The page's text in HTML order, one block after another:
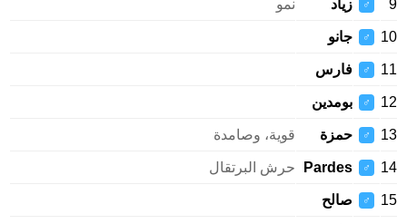
♂ زياد
♂ جانو
♂ فارس
♂ بومدين
♂ حمزة قوية، وصامدة
♂
Pardes حرش البرتقال
♂ صالح